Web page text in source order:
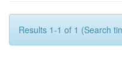
Results 1-1 of 1 (Search